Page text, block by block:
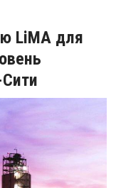
LiMA для